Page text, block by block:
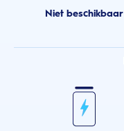
Niet beschikbaar